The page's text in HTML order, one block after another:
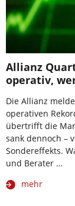
Allianz
operativ,
Die Allianz
operativen
übertrifft die
sank dennoch –
Sondereffekts.
und Berater …
mehr